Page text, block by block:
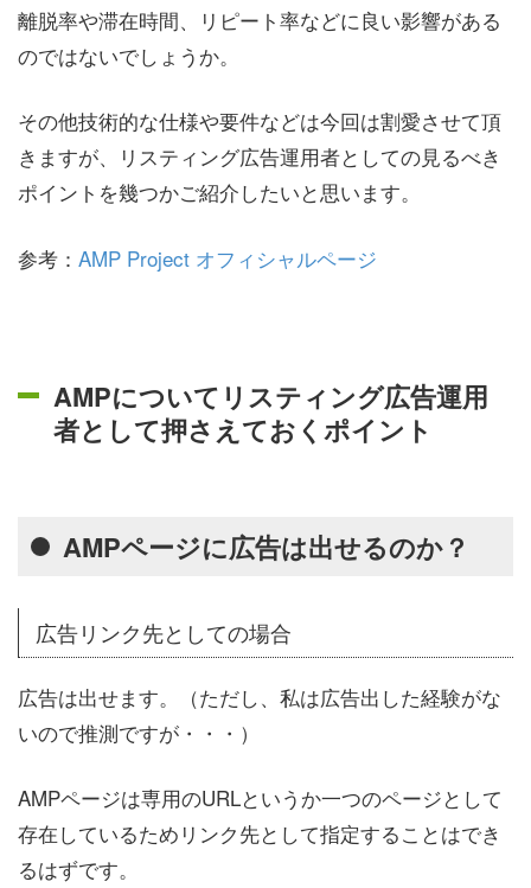
離脱率や滞在時間、リピート率などに良い影響がある
のではないでしょうか。
その他技術的な仕様や要件などは今回は割愛させて頂
きますが、リスティング広告運用者としての見るべき
ポイントを幾つかご紹介したいと思います。
参考： AMP Project オフィシャルページ
AMPについてリスティング広告運用
者として押さえておくポイント
AMPページに広告は出せるのか？
広告リンク先としての場合
広告は出せます。（ただし、私は広告出した経験がな
いので推測ですが・・・）
AMPページは専用のURLというか一つのページとして
存在しているためリンク先として指定することはでき
るはずです。